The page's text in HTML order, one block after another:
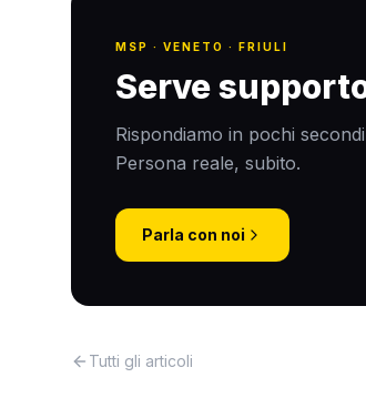
MSP · VENETO · FRIULI
Serve
Rispondiamo in pochi
Persona reale, subito.
Parla con noi
Tutti gli articoli